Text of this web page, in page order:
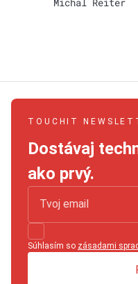
TOUCHIT
Dostávaj
ako prvý.
Súhlasím so zásadami